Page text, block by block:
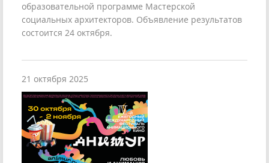
образовательной программе Мастерской
социальных архитекторов. Объявление результатов
состоится 24 октября.
21 октября 2025